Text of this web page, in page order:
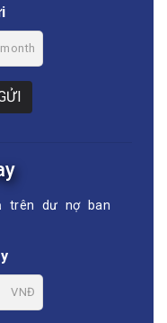
month
trên dư nợ ban
VNĐ